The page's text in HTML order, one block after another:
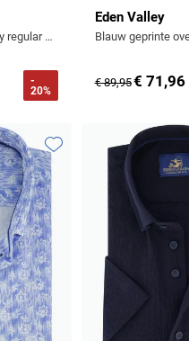
Overhemd Eden valley regular fit donkerblauw printje
-
20%
Eden Valley
€ 89,95€ 71,96
Toevoegen aan favorieten